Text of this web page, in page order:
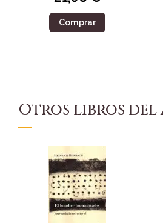
Comprar
Otros libros